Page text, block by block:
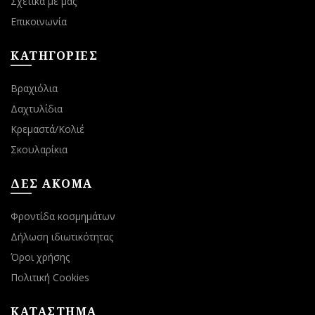
Επικοινωνία
ΚΑΤΗΓΟΡΙΕΣ
Βραχιόλια
Δαχτυλίδια
Κρεμαστά/Κολιέ
Σκουλαρίκια
ΔΕΣ ΑΚΟΜΑ
Φροντίδα κοσμημάτων
Δήλωση ιδιωτικότητας
Όροι χρήσης
Πολιτική Cookies
ΚΑΤΑΣΤΗΜΑ